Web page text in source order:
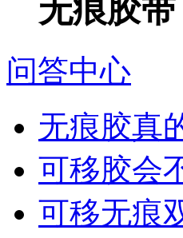
无痕胶带
问答中心
无痕胶真
可移胶会
可移无痕